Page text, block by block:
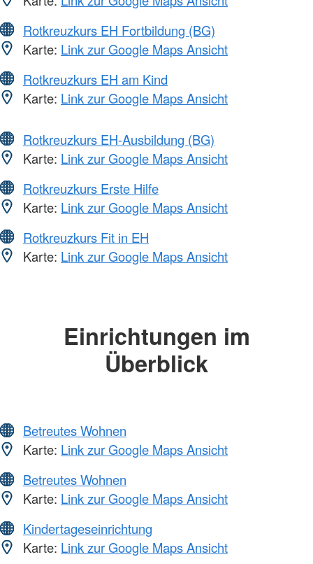
Rotkreuzkurs EH Fortbildung (BG)
Karte: Link zur Google Maps Ansicht
Rotkreuzkurs EH am Kind
Karte: Link zur Google Maps Ansicht
Rotkreuzkurs EH-Ausbildung (BG)
Karte: Link zur Google Maps Ansicht
Rotkreuzkurs Erste Hilfe
Karte: Link zur Google Maps Ansicht
Rotkreuzkurs Fit in EH
Karte: Link zur Google Maps Ansicht
Einrichtungen im
Überblick
Betreutes Wohnen
Karte: Link zur Google Maps Ansicht
Betreutes Wohnen
Karte: Link zur Google Maps Ansicht
Kindertageseinrichtung
Karte: Link zur Google Maps Ansicht